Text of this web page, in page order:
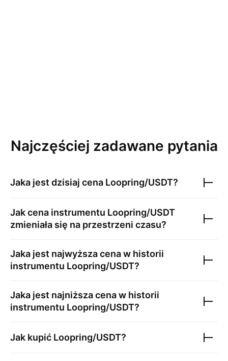
Najczęściej zadawane pytania
Jaka jest dzisiaj cena Loopring/USDT?
Jak cena instrumentu Loopring/USDT
zmieniała się na przestrzeni czasu?
Jaka jest najwyższa cena w historii
instrumentu Loopring/USDT?
Jaka jest najniższa cena w historii
instrumentu Loopring/USDT?
Jak kupić Loopring/USDT?